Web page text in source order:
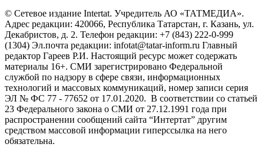
© Сетевое издание Intertat. Учредитель АО «ТАТМЕДИА».
Адрес редакции: 420066, Республика Татарстан, г. Казань, ул.
Декабристов, д. 2. Телефон редакции: +7 (843) 222-0-999
(1304) Эл.почта редакции: infotat@tatar-inform.ru Главный
редактор Гареев Р.И. Настоящий ресурс может содержать
материалы 16+. СМИ зарегистрировано Федеральной
службой по надзору в сфере связи, информационных
технологий и массовых коммуникаций, номер записи серия
ЭЛ № ФС 77 - 77652 от 17.01.2020. В соответствии со статьей
23 Федерального закона о СМИ от 27.12.1991 года при
распространении сообщений сайта “Интертат” другим
средством массовой информации гиперссылка на него
обязательна.